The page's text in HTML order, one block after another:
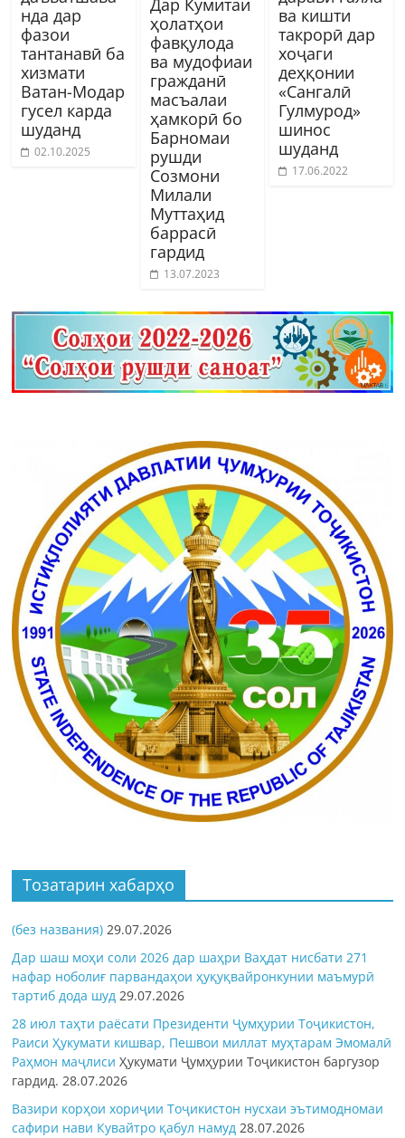
нда дар
фазои
тантанавӣ ба
хизмати
Ватан-Модар
гусел карда
шуданд
02.10.2025
ҳолатҳои
фавқулода
ва мудофиаи
гражданӣ
масъалаи
ҳамкорӣ бо
Барномаи
рушди
Созмони
Милали
Муттаҳид
баррасӣ
гардид
13.07.2023
ва кишти
такрорӣ дар
хоҷаги
деҳқонии
«Сангалӣ
Гулмурод»
шинос
шуданд
17.06.2022
Тозатарин хабарҳо
(без названия) 29.07.2026
Дар шаш моҳи соли 2026 дар шаҳри Ваҳдат нисбати 271
нафар ноболиғ парвандаҳои ҳуқуқвайронкунии маъмурӣ
тартиб дода шуд 29.07.2026
28 июл таҳти раёсати Президенти Ҷумҳурии Тоҷикистон,
Раиси Ҳукумати кишвар, Пешвои миллат муҳтарам Эмомалӣ
Раҳмон маҷлисиҲукумати Ҷумҳурии Тоҷикистон баргузор
гардид.28.07.2026
Вазири корҳои хориҷии Тоҷикистон нусхаи эътимодномаи
сафири нави Кувайтро қабул намуд 28.07.2026